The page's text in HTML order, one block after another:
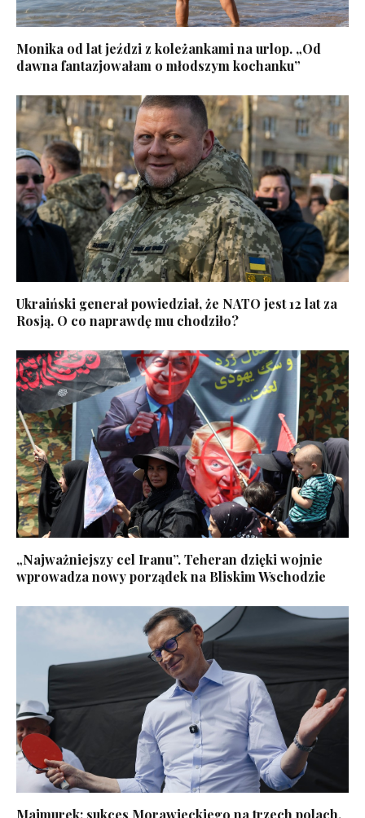
Monika od lat jeździ z koleżankami na urlop. „Od
dawna fantazjowałam o młodszym kochanku”
Ukraiński generał powiedział, że NATO jest 12 lat za
Rosją. O co naprawdę mu chodziło?
„Najważniejszy cel Iranu”. Teheran dzięki wojnie
wprowadza nowy porządek na Bliskim Wschodzie